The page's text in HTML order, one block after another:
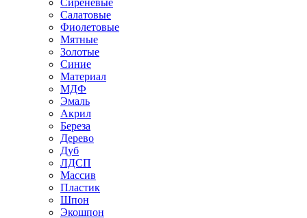
Сиреневые
Салатовые
Фиолетовые
Мятные
Золотые
Синие
Материал
МДФ
Эмаль
Акрил
Береза
Дерево
Дуб
ЛДСП
Массив
Пластик
Шпон
Экошпон